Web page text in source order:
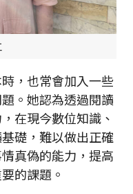
，也常會加入一些
。她認為透過閱讀
在現今數位知識、
礎，難以做出正確
真偽的能力，提高
的課題。